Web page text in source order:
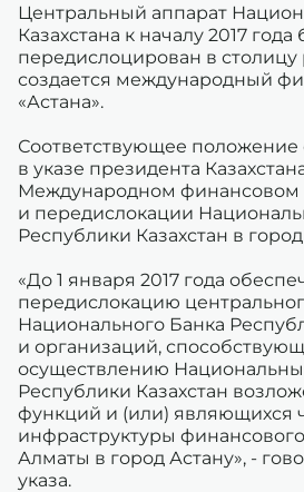
Центральный аппарат
Казахстана к началу 2017 года
передислоцирован в столицу
создается международный
«Астана».
Соответствующее положение
в указе президента
Международном финансовом
и передислокации
Республики Казахстан в
«До 1 января 2017 года
передислокацию
Национального Банка
и организаций,
осуществлению
Республики Казахстан
функций и (или) являющихся
инфраструктуры
Алматы в город Астану», -
указа.